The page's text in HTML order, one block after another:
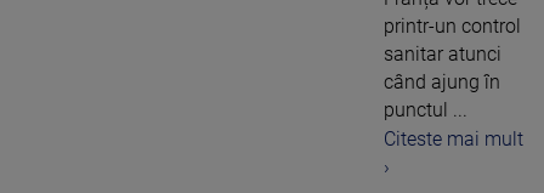
printr-un control
sanitar atunci
când ajung în
punctul ...
Citeste mai mult
›